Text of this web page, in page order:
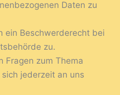
Daten zu
ein Beschwerderecht bei
zu.
Fragen zum Thema
jederzeit an uns